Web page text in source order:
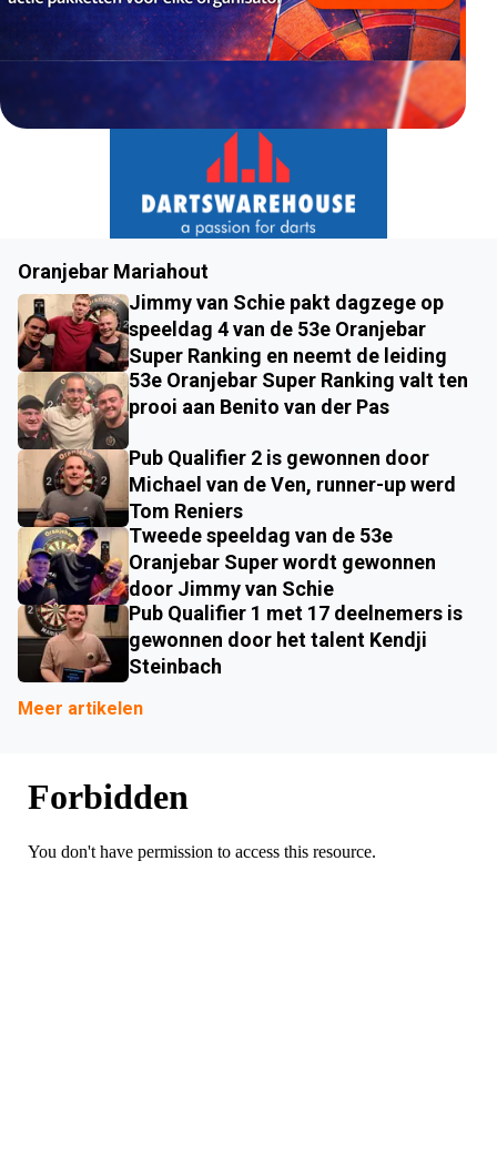
Oranjebar Mariahout
Jimmy van Schie pakt dagzege op
speeldag 4 van de 53e Oranjebar
Super Ranking en neemt de leiding
53e Oranjebar Super Ranking valt ten
prooi aan Benito van der Pas
Pub Qualifier 2 is gewonnen door
Michael van de Ven, runner-up werd
Tom Reniers
Tweede speeldag van de 53e
Oranjebar Super wordt gewonnen
door Jimmy van Schie
Pub Qualifier 1 met 17 deelnemers is
gewonnen door het talent Kendji
Steinbach
Meer artikelen